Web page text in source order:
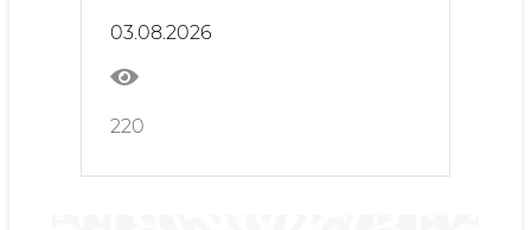
03.08.2026
220